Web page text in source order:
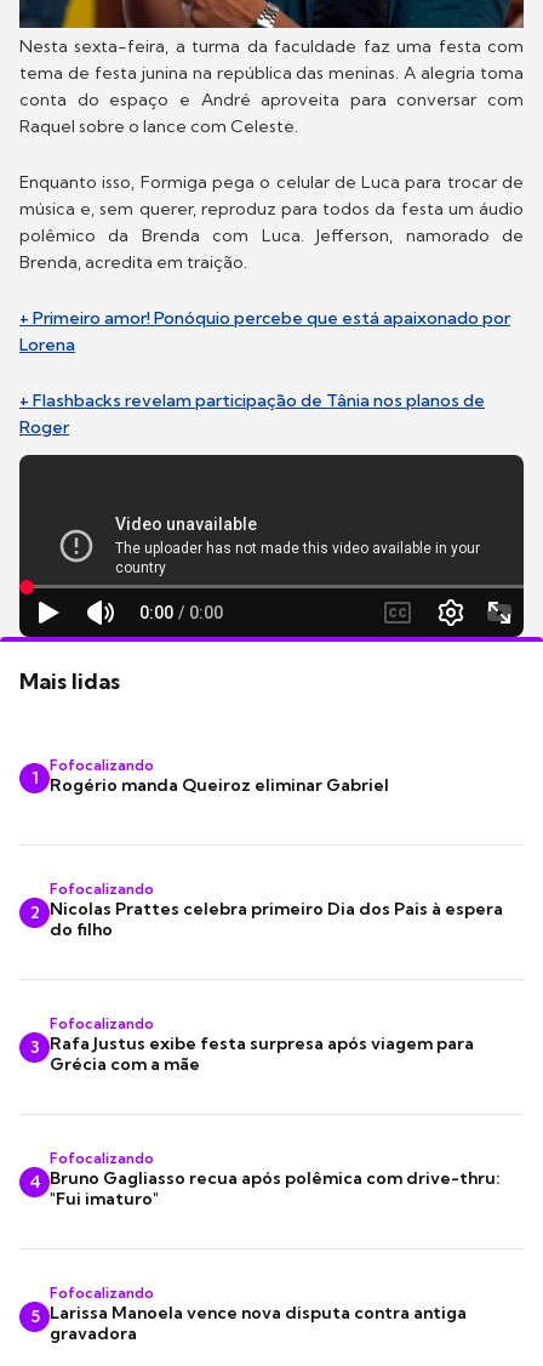
Nesta sexta-feira, a turma da faculdade faz uma festa com
tema de festa junina na república das meninas. A alegria toma
conta do espaço e André aproveita para conversar com
Raquel sobre o lance com Celeste.
Enquanto isso, Formiga pega o celular de Luca para trocar de
música e, sem querer, reproduz para todos da festa um áudio
polêmico da Brenda com Luca. Jefferson, namorado de
Brenda, acredita em traição.
+ Primeiro amor! Ponóquio percebe que está apaixonado por
Lorena
+ Flashbacks revelam participação de Tânia nos planos de
Roger
Mais lidas
1
Fofocalizando
Rogério manda Queiroz eliminar Gabriel
2
Fofocalizando
Nicolas Prattes celebra primeiro Dia dos Pais à espera
do filho
3
Fofocalizando
Rafa Justus exibe festa surpresa após viagem para
Grécia com a mãe
4
Fofocalizando
Bruno Gagliasso recua após polêmica com drive-thru:
"Fui imaturo"
5
Fofocalizando
Larissa Manoela vence nova disputa contra antiga
gravadora